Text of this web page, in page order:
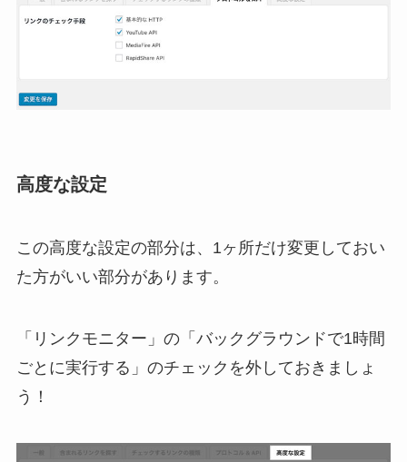
高度な設定
この高度な設定の部分は、1ヶ所だけ変更しておい
た方がいい部分があります。
「リンクモニター」の「バックグラウンドで1時間
ごとに実行する」のチェックを外しておきましょ
う！